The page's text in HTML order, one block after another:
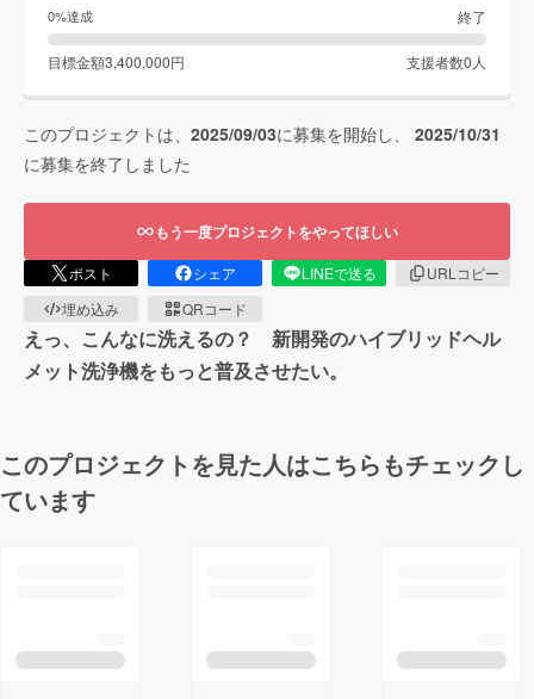
0%達成 終了
目標金額3,400,000円 支援者数0 人
このプロジェクトは、 2025/09/03に募集を開始し、 2025/10/31
に募集を終了しました
もう一度プロジェクトをやってほしい
ポスト シェア LINEで送る
URLコピー
埋め込み
QRコード
えっ、こんなに洗えるの？ 新開発のハイブリッドヘル
メット洗浄機をもっと普及させたい。
このプロジェクトを見た人はこちらもチェックし
ています